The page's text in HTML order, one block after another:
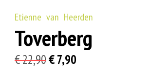
Etienne van Heerden
Toverberg
€22,90Oorspronkelijke
€7,90